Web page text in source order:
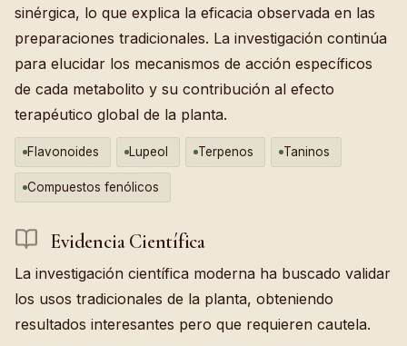
sinérgica, lo que explica la eficacia observada en las
preparaciones tradicionales. La investigación continúa
para elucidar los mecanismos de acción específicos
de cada metabolito y su contribución al efecto
terapéutico global de la planta.
Flavonoides Lupeol Terpenos Taninos
Compuestos fenólicos
Evidencia Científica
La investigación científica moderna ha buscado validar
los usos tradicionales de la planta, obteniendo
resultados interesantes pero que requieren cautela.